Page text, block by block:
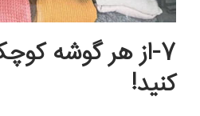
7-از هر گوشه
کنید!